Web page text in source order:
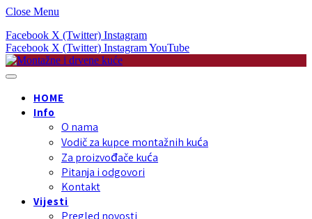
Close Menu
Facebook X (Twitter) Instagram
Facebook X (Twitter) InstagramYouTube
HOME
Info
O nama
Vodič za kupce montažnih kuća
Za proizvođače kuća
Pitanja i odgovori
Kontakt
Vijesti
Pregled novosti